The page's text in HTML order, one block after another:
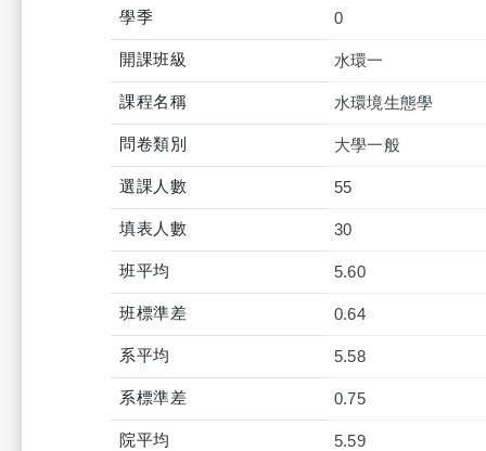
學季 0
開課班級 水環一
課程名稱 水環境生態學
問卷類別 大學一般
選課人數 55
填表人數 30
班平均 5.60
班標準差 0.64
系平均 5.58
系標準差 0.75
院平均 5.59